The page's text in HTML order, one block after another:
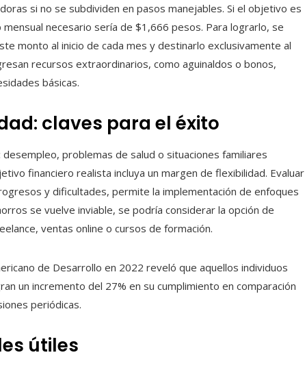
si no se subdividen en pasos manejables. Si el objetivo es
necesario sería de $1,666 pesos. Para lograrlo, se
monto al inicio de cada mes y destinarlo exclusivamente al
recursos extraordinarios, como aguinaldos o bonos,
básicas.
claves para el éxito
problemas de salud o situaciones familiares
financiero realista incluya un margen de flexibilidad. Evaluar
y dificultades, permite la implementación de enfoques
se vuelve inviable, se podría considerar la opción de
ventas online o cursos de formación.
de Desarrollo en 2022 reveló que aquellos individuos
un incremento del 27% en su cumplimiento en comparación
periódicas.
útiles